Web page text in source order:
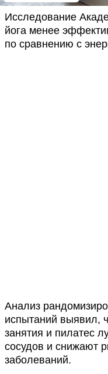
Исследование
йога менее
по сравнению с
Анализ
испытаний выявил,
занятия и пилатес
сосудов и снижают
заболеваний.